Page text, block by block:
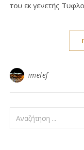
του εκ γενετής
imelef